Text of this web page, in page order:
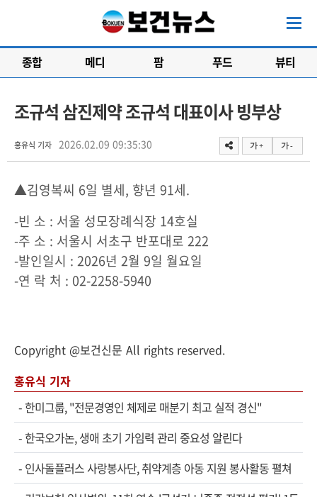
종합 메디 팜 푸드 뷰티
조규석 삼진제약 조규석 대표이사 빙부상
홍유식 기자 2026.02.09 09:35:30 가 + 가 -
▲김영복씨 6일 별세, 향년 91세.
-빈 소 : 서울 성모장례식장 14호실
-주 소 : 서울시 서초구 반포대로 222
-발인일시 : 2026년 2월 9일 월요일
-연 락 처 : 02-2258-5940
Copyright @보건신문 All rights reserved.
홍유식 기자
- 한미그룹, "전문경영인 체제로 매분기 최고 실적 경신"
- 한국오가논, 생애 초기 가임력 관리 중요성 알린다
- 인사돌플러스 사랑봉사단, 취약계층 아동 지원 봉사활동 펼쳐